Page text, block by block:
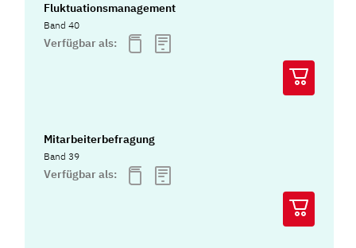
Fluktuationsmanagement
Band 40
Verfügbar als:
Mitarbeiterbefragung
Band 39
Verfügbar als: